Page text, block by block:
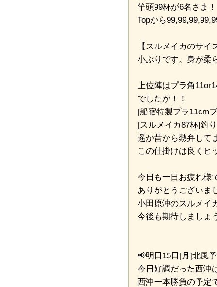
竿頭99杯が6名さま！
Topから
【スルメイカのサ
小ぶりです。身が柔
上位陣はプラ角
でしたが！！
[船宿特製プラ11cm
[スルメイカ87杯]釣
遥か昔から熱弁して
この仕掛けは良くヒ
今日も一日お疲れ様
ありがとうございま
小田原沖のスルメイ
今後も期待しましょ
📢明日15日[月]北風
今日好調だった西沖
西沖一本勝負の予定